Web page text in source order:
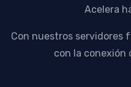
Acelera
Con nuestros servidores
con la conexión